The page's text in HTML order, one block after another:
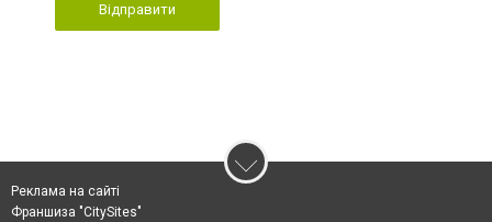
Відправити
Реклама на сайті
Франшиза "CitySites"